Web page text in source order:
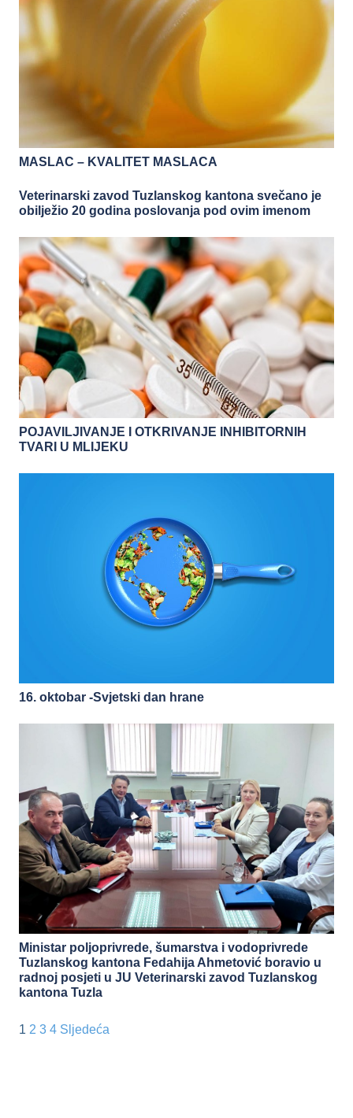
MASLAC – KVALITET MASLACA
Veterinarski zavod Tuzlanskog kantona svečano je
obilježio 20 godina poslovanja pod ovim imenom
POJAVILJIVANJE I OTKRIVANJE INHIBITORNIH
TVARI U MLIJEKU
16. oktobar -Svjetski dan hrane
Ministar poljoprivrede, šumarstva i vodoprivrede
Tuzlanskog kantona Fedahija Ahmetović boravio u
radnoj posjeti u JU Veterinarski zavod Tuzlanskog
kantona Tuzla
1 2 3 4 Sljedeća